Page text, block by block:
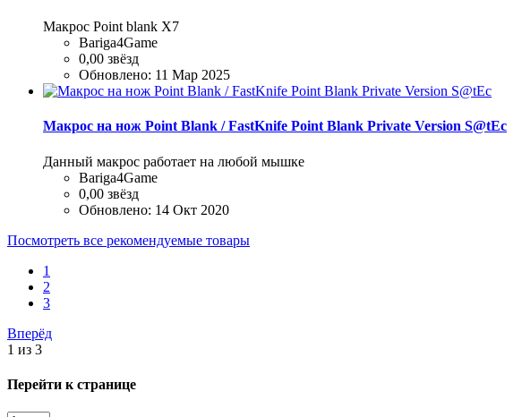
Макрос Point blank Х7
Bariga4Game
0,00 звёзд
Обновлено: 11 Мар 2025
Макрос на нож Point Blank / FastKnife Point Blank Private Version S@tEc
Данный макрос работает на любой мышке
Bariga4Game
0,00 звёзд
Обновлено: 14 Окт 2020
Посмотреть все рекомендуемые товары
1
2
3
Вперёд
1 из 3
Перейти к странице